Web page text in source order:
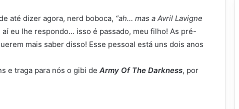
até dizer agora, nerd boboca, “ah… mas a Avril Lavigne
aí eu lhe respondo… isso é passado, meu filho! As pré-
mais saber disso! Esse pessoal está uns dois anos
e traga para nós o gibi de Army Of The Darkness, por